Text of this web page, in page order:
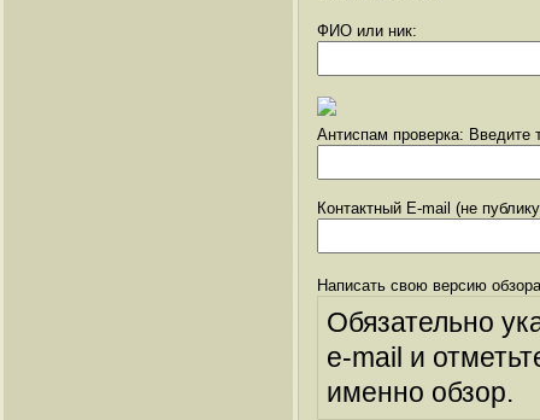
ФИО или ник:
Антиспам проверка: Введите
Контактный E-mail (не
Написать свою версию
Обязательно
e-mail и
именно обзор.